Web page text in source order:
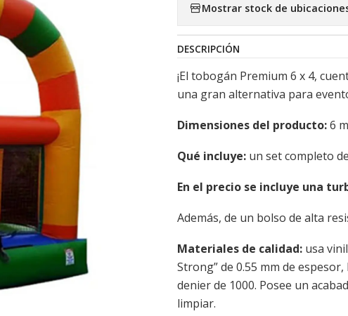
Mostrar stock de
DESCRIPCIÓN
¡El tobogán Premium 6 x 4,
una gran alternativa para
Dimensiones del producto:6
Qué incluye: un set completo
En el precio se incluye una
Además, de un bolso de alta
Materiales de calidad: usa
Strong” de 0.55 mm de
denier de 1000. Posee un
limpiar.